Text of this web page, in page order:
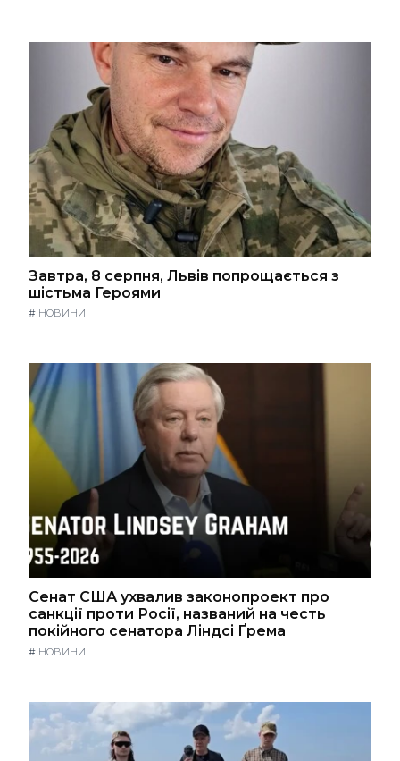
Завтра, 8 серпня, Львів попрощається з
шістьма Героями
# НОВИНИ
Сенат США ухвалив законопроект про
санкції проти Росії, названий на честь
покійного сенатора Ліндсі Ґрема
# НОВИНИ